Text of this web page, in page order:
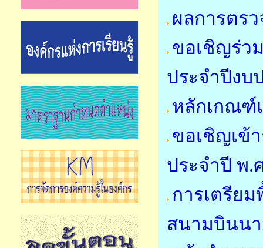
ผลการตร
ขอเชิญร่ว
ประจำปีง
หลักเกณฑ์
ขอเชิญเข้
ประจำปี พ
การเตรีย
สนามบินน